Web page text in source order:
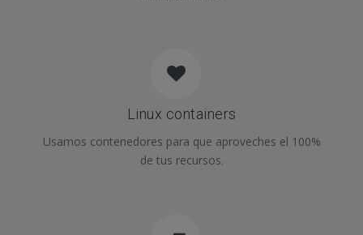
Linux containers
Usamos contenedores para que aproveches el 100%
de tus recursos.